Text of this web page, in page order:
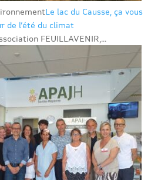
Le lac du Causse, ça vous
de l’été du climat
FEUILLAVENIR,...